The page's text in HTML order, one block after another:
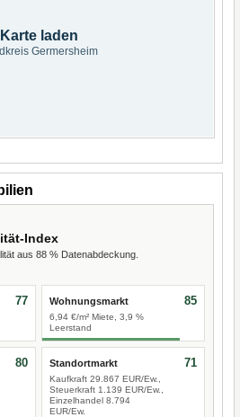
Karte laden
Germersheim
Index
aus 88 % Datenabdeckung.
77 Wohnungsmarkt
6,94 €/m² Miete, 3,9 %
Leerstand
85
80 Standortmarkt
Kaufkraft 29.867 EUR/Ew.,
Steuerkraft 1.139 EUR/Ew.,
Einzelhandel 8.794
EUR/Ew.
71